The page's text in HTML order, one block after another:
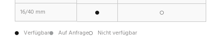
16/40 mm
Verfügbar Auf Anfrage Nicht verfügbar